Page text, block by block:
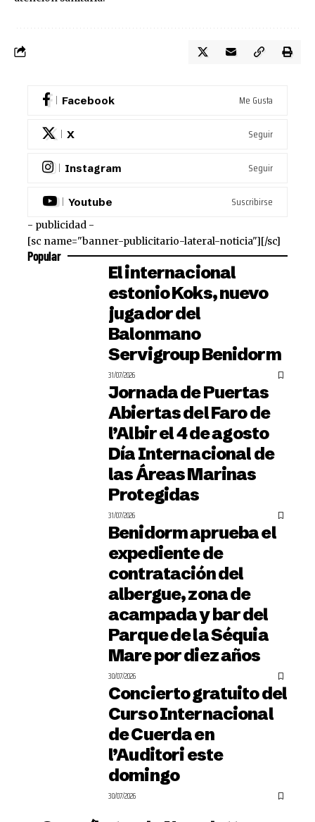
Facebook Me Gusta
X Seguir
Instagram Seguir
Youtube Suscribirse
- publicidad -
[sc name="banner-publicitario-lateral-noticia"][/sc]
Popular
El internacional
estonio Koks, nuevo
jugador del
Balonmano
Servigroup Benidorm
31/07/2026
Jornada de Puertas
Abiertas del Faro de
l’Albir el 4 de agosto
Día Internacional de
las Áreas Marinas
Protegidas
31/07/2026
Benidorm aprueba el
expediente de
contratación del
albergue, zona de
acampada y bar del
Parque de la Séquia
Mare por diez años
30/07/2026
Concierto gratuito del
Curso Internacional
de Cuerda en
l’Auditori este
domingo
30/07/2026